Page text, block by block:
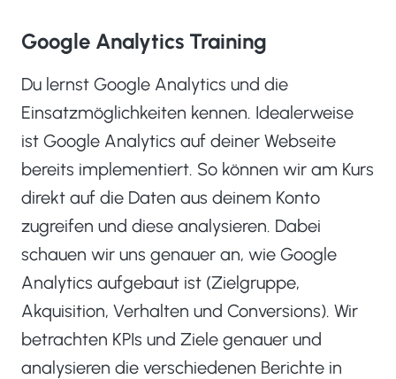
Google Analytics Training
Du lernst Google Analytics und die
Einsatzmöglichkeiten kennen. Idealerweise
ist Google Analytics auf deiner Webseite
bereits implementiert. So können wir am Kurs
direkt auf die Daten aus deinem Konto
zugreifen und diese analysieren. Dabei
schauen wir uns genauer an, wie Google
Analytics aufgebaut ist (Zielgruppe,
Akquisition, Verhalten und Conversions). Wir
betrachten KPIs und Ziele genauer und
analysieren die verschiedenen Berichte in